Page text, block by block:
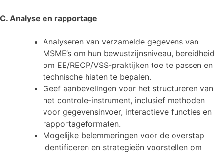
C. Analyse en rapportage
Analyseren van verzamelde gegevens van
MSME’s om hun bewustzijnsniveau, bereidheid
om EE/RECP/VSS-praktijken toe te passen en
technische hiaten te bepalen.
Geef aanbevelingen voor het structureren van
het controle-instrument, inclusief methoden
voor gegevensinvoer, interactieve functies en
rapportageformaten.
Mogelijke belemmeringen voor de overstap
identificeren en strategieën voorstellen om